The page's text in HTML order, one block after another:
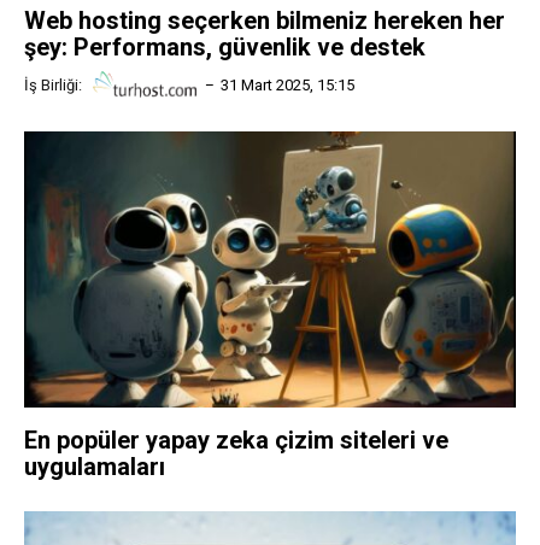
Web hosting seçerken bilmeniz hereken her
şey: Performans, güvenlik ve destek
İş Birliği: 31 Mart 2025, 15:15
En popüler yapay zeka çizim siteleri ve
uygulamaları